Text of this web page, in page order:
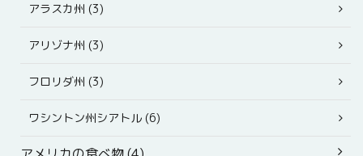
アラスカ州 (3)
アリゾナ州 (3)
フロリダ州 (3)
ワシントン州シアトル (6)